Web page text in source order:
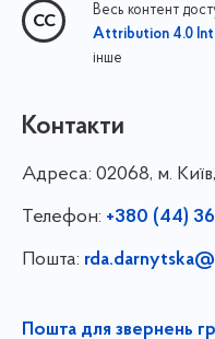
Весь контент
Attribution 4.0
інше
Контакти
Адреса: 02068, м.
Телефон: +380 (44)
Пошта:
Пошта для звернень